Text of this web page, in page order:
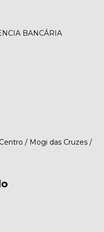
BANCÁRIA
/ Mogi das Cruzes /